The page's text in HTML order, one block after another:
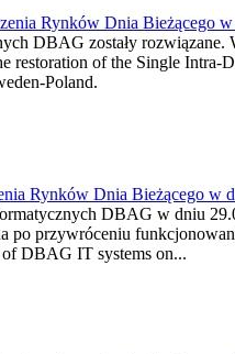
Rynków Dnia Bieżącego
DBAG zostały
restoration of the Single
Poland.
Rynków Dnia Bieżącego w
DBAG w dniu
przywróceniu
DBAG IT systems on...